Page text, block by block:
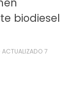
biodiesel
· ACTUALIZADO 7